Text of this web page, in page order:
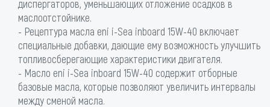
диспергаторов, уменьшающих отложение осадков в
маслоотстойнике.
- Рецептура масла eni i-Sea inboard 15W-40 включает
специальные добавки, дающие ему возможность улучшить
топливосберегающие характеристики двигателя.
- Масло eni i-Sea inboard 15W-40 содержит отборные
базовые масла, которые позволяют увеличить интервалы
между сменой масла.